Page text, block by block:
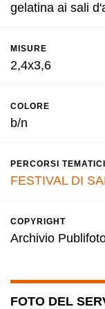
gelatina ai sali
MISURE
2,4x3,6
COLORE
b/n
PERCORSI TEMATICI
FESTIVAL DI
COPYRIGHT
Archivio
FOTO DEL